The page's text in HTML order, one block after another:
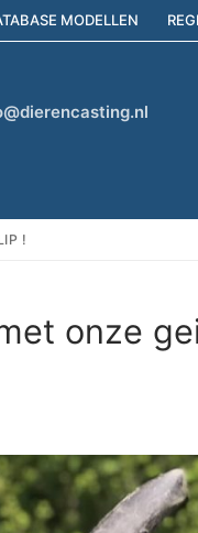
MODELLEN
!
onze